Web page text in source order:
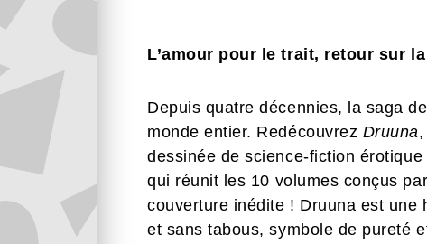
L’amour pour le trait, retour sur
Depuis quatre décennies, la saga
monde entier. Redécouvrez Druuna
dessinée de science-fiction
qui réunit les 10 volumes conçus
couverture inédite ! Druuna est
et sans tabous, symbole de pureté